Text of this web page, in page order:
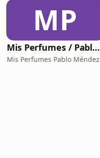
MP
Mis Perfumes / Pablo Méndez
Mis Perfumes Pablo Méndez